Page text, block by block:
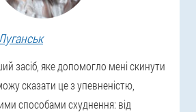
засіб, яке допомогло мені скинути
сказати це з упевненістю,
способами схуднення: від